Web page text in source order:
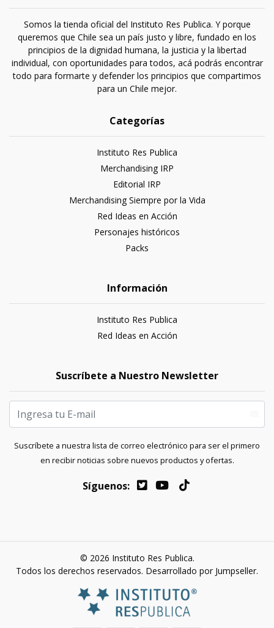
Somos la tienda oficial del Instituto Res Publica. Y porque
queremos que Chile sea un país justo y libre, fundado en los
principios de la dignidad humana, la justicia y la libertad
individual, con oportunidades para todos, acá podrás encontrar
todo para formarte y defender los principios que compartimos
para un Chile mejor.
Categorías
Instituto Res Publica
Merchandising IRP
Editorial IRP
Merchandising Siempre por la Vida
Red Ideas en Acción
Personajes históricos
Packs
Información
Instituto Res Publica
Red Ideas en Acción
Suscríbete a Nuestro Newsletter
Suscríbete a nuestra lista de correo electrónico para ser el primero
en recibir noticias sobre nuevos productos y ofertas.
Síguenos:
© 2026 Instituto Res Publica.
Todos los derechos reservados. Desarrollado por Jumpseller.